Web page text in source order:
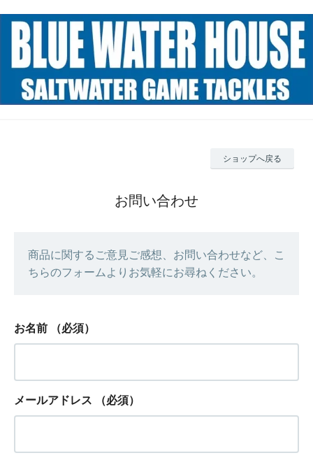
ショップへ戻る
お問い合わせ
商品に関するご意見ご感想、お問い合わせなど、こ
ちらのフォームよりお気軽にお尋ねください。
お名前 （必須）
メールアドレス （必須）